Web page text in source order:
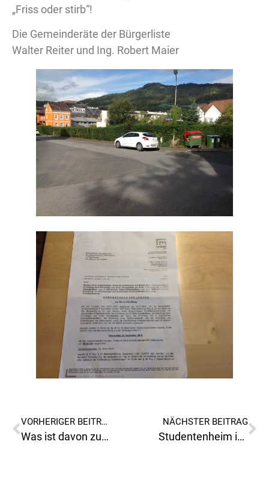
„Friss oder stirb“!
Die Gemeinderäte der Bürgerliste
Walter Reiter und Ing. Robert Maier
VORHERIGER BEITRAG
Was ist davon zu halten?
NÄCHSTER BEITRAG
Studentenheim in Leoben-Judendorf???